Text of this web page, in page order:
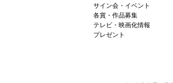
サイン会・イベント
各賞・作品募集
テレビ・映画化情報
プレゼント